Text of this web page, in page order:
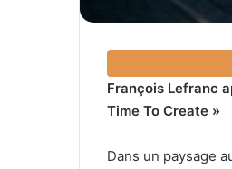
François Lefranc
Time To Create »
Dans un paysage